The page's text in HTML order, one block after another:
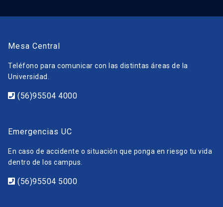
Mesa Central
Teléfono para comunicar con las distintas áreas de la
Universidad.
(56)95504 4000
Emergencias UC
En caso de accidente o situación que ponga en riesgo tu vida
dentro de los campus.
(56)95504 5000